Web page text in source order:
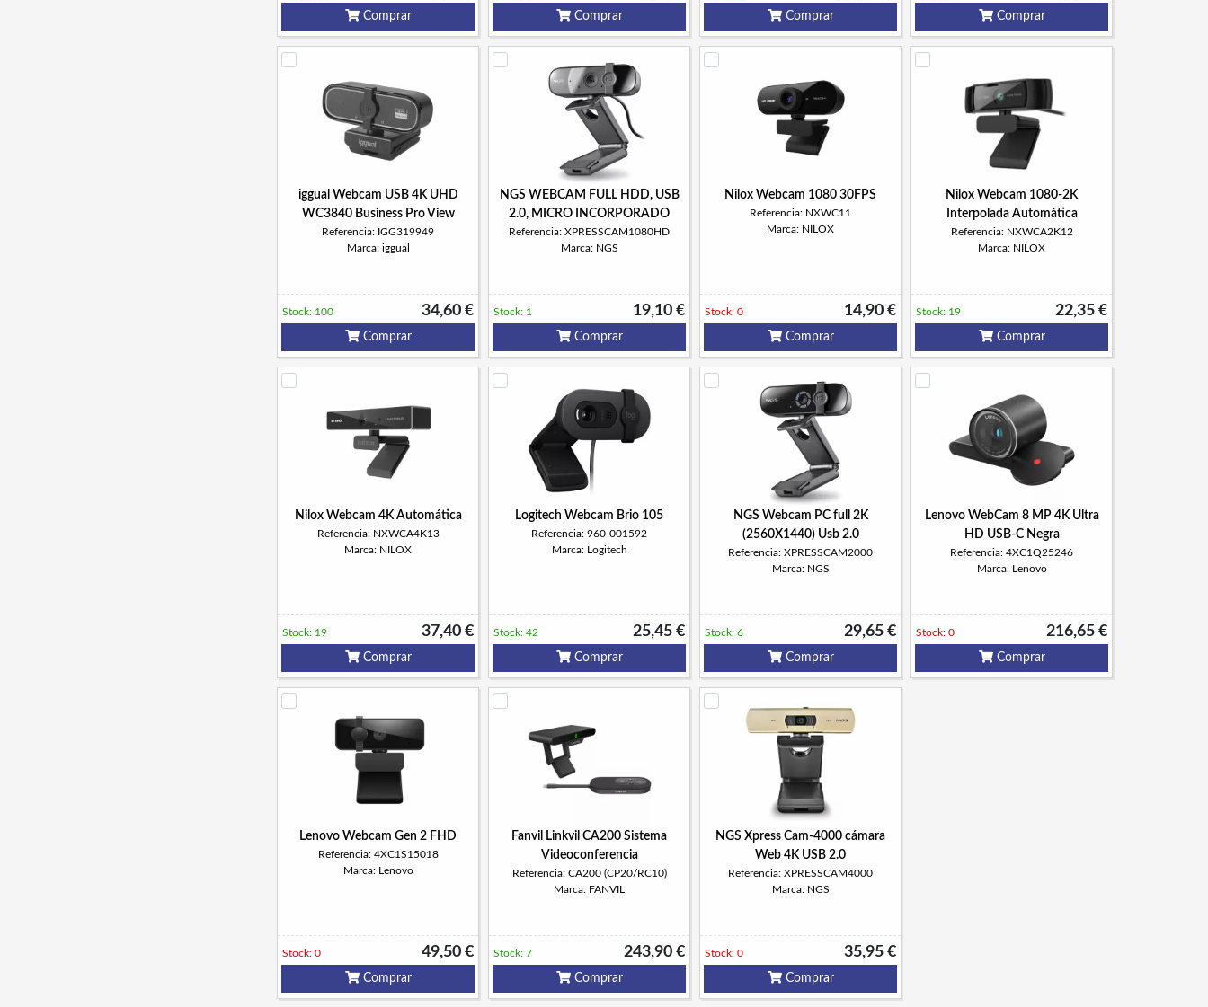
Comprar Comprar Comprar Comprar
iggual Webcam USB 4K UHD
WC3840 Business Pro View
Referencia: IGG319949
Marca: iggual
34,60 €
Stock: 100
Comprar
NGS WEBCAM FULL HDD, USB
2.0, MICRO INCORPORADO
Referencia: XPRESSCAM1080HD
Marca: NGS
19,10 €
Stock: 1
Comprar
Nilox Webcam 1080 30FPS
Referencia: NXWC11
Marca: NILOX
14,90 €
Stock: 0
Comprar
Nilox Webcam 1080-2K
Interpolada Automática
Referencia: NXWCA2K12
Marca: NILOX
22,35 €
Stock: 19
Comprar
Nilox Webcam 4K Automática
Referencia: NXWCA4K13
Marca: NILOX
37,40 €
Stock: 19
Comprar
Logitech Webcam Brio 105
Referencia: 960-001592
Marca: Logitech
25,45 €
Stock: 42
Comprar
NGS Webcam PC full 2K
(2560X1440) Usb 2.0
Referencia: XPRESSCAM2000
Marca: NGS
29,65 €
Stock: 6
Comprar
Lenovo WebCam 8 MP 4K Ultra
HD USB-C Negra
Referencia: 4XC1Q25246
Marca: Lenovo
216,65 €
Stock: 0
Comprar
Lenovo Webcam Gen 2 FHD
Referencia: 4XC1S15018
Marca: Lenovo
49,50 €
Stock: 0
Comprar
Fanvil Linkvil CA200 Sistema
Videoconferencia
Referencia: CA200 (CP20/RC10)
Marca: FANVIL
243,90 €
Stock: 7
Comprar
NGS Xpress Cam-4000 cámara
Web 4K USB 2.0
Referencia: XPRESSCAM4000
Marca: NGS
35,95 €
Stock: 0
Comprar